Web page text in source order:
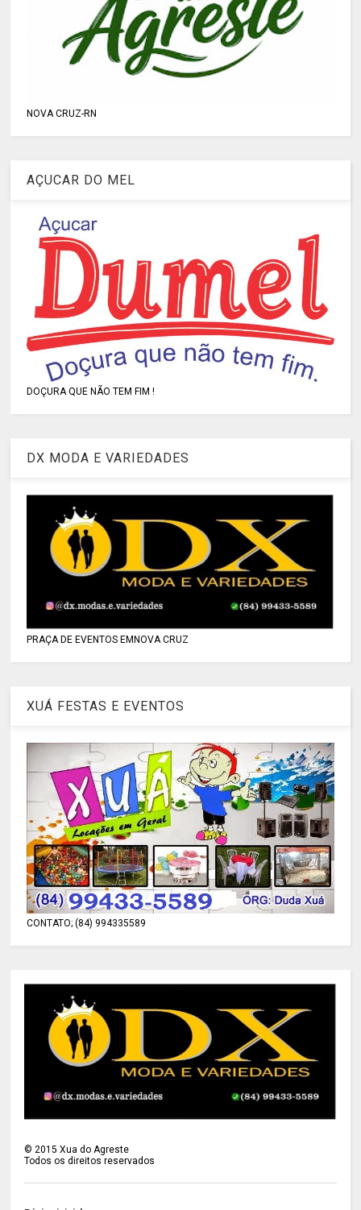
NOVA CRUZ-RN
AÇUCAR DO MEL
DOÇURA QUE NÃO TEM FIM !
DX MODA E VARIEDADES
PRAÇA DE EVENTOS EMNOVA CRUZ
XUÁ FESTAS E EVENTOS
CONTATO; (84) 994335589
©2015 Xua do Agreste
Todos os direitos reservados